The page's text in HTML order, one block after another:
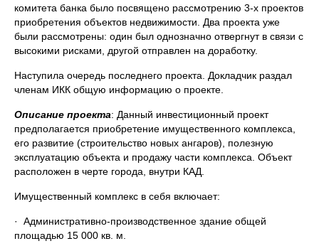
комитета банка было посвящено рассмотрению 3-х проектов
приобретения объектов недвижимости. Два проекта уже
были рассмотрены: один был однозначно отвергнут в связи с
высокими рисками, другой отправлен на доработку.
Наступила очередь последнего проекта. Докладчик раздал
членам ИКК общую информацию о проекте.
Описание проекта: Данный инвестиционный проект
предполагается приобретение имущественного комплекса,
его развитие (строительство новых ангаров), полезную
эксплуатацию объекта и продажу части комплекса. Объект
расположен в черте города, внутри КАД.
Имущественный комплекс в себя включает:
· Административно-производственное здание общей
площадью 15 000 кв. м.